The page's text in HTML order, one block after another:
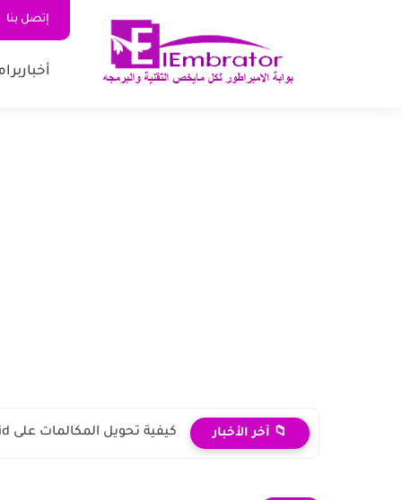
إتصل بنا
أخبار
📁 آخر الأخبار كيفية تحويل المكالمات على Android و iPhone